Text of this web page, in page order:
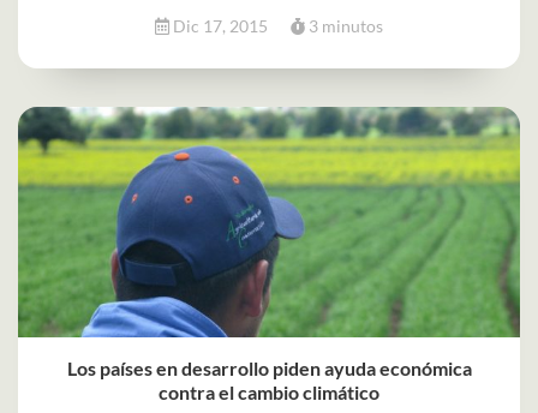
Dic 17, 2015 3 minutos
Los países en desarrollo piden ayuda económica
contra el cambio climático